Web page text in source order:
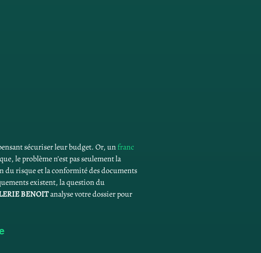
sécuriser leur budget. Or, un franc
le problème n’est pas seulement la
du risque et la conformité des documents
existent, la question du
BENOIT analyse votre dossier pour